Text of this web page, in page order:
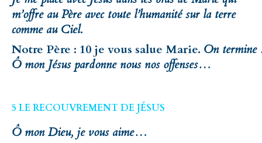
m’offre au Père avec toute l’humanité sur la terre
comme au Ciel.
Notre Père : 10 je vous salue Marie. On termine
Ô mon Jésus pardonne nous nos offenses…
5 LE RECOUVREMENT DE JÉSUS
Ô mon Dieu, je vous aime…